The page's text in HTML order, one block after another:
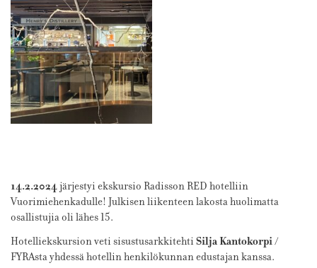
14.2.2024järjestyi ekskursio Radisson RED hotelliin
Vuorimiehenkadulle! Julkisen liikenteen lakosta huolimatta
osallistujia oli lähes 15.
Hotelliekskursion veti sisustusarkkitehti Silja Kantokorpi/
FYRAsta yhdessä hotellin henkilökunnan edustajan kanssa.